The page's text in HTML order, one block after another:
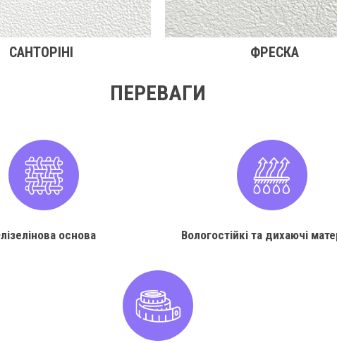
САНТОРІНІ ФРЕСКА
ПЕРЕВАГИ
основа Вологостійкі та дихаючі